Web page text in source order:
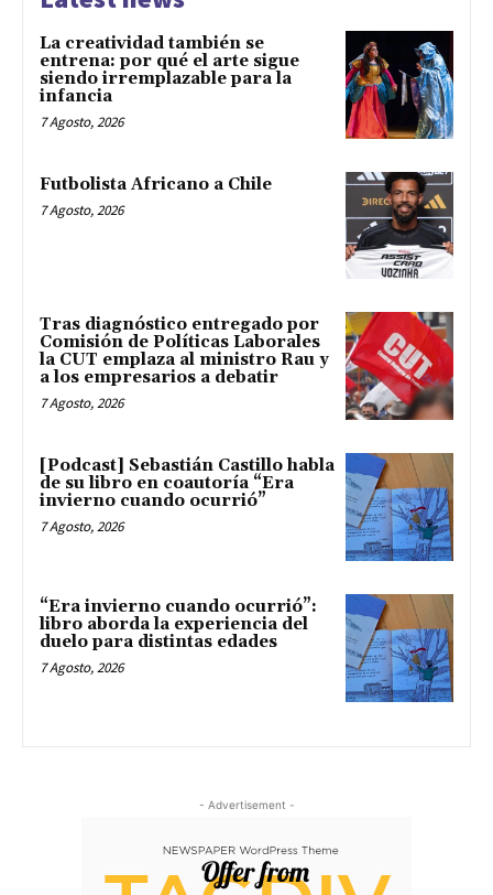
La creatividad también se
entrena: por qué el arte sigue
siendo irremplazable para la
infancia
7 Agosto, 2026
Futbolista Africano a Chile
7 Agosto, 2026
Tras diagnóstico entregado por
Comisión de Políticas Laborales
la CUT emplaza al ministro Rau y
a los empresarios a debatir
7 Agosto, 2026
[Podcast] Sebastián Castillo habla
de su libro en coautoría “Era
invierno cuando ocurrió”
7 Agosto, 2026
“Era invierno cuando ocurrió”:
libro aborda la experiencia del
duelo para distintas edades
7 Agosto, 2026
- Advertisement -